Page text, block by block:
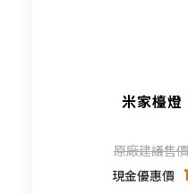
米家檯
原廠建議售
現金優惠價